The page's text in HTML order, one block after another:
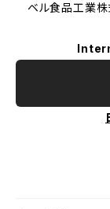
ベル食品工業株